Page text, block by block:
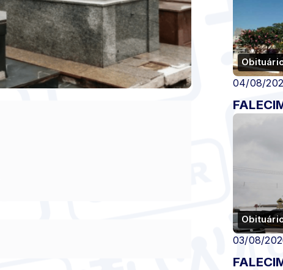
04/08/
03/08/